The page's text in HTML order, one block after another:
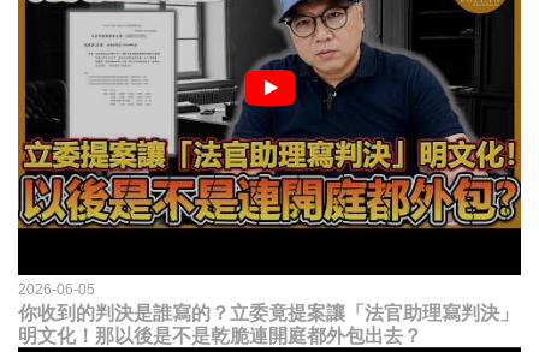
2026-06-05
你收到的判決是誰寫的？立委竟提案讓「法官助理寫判決」
明文化！那以後是不是乾脆連開庭都外包出去？